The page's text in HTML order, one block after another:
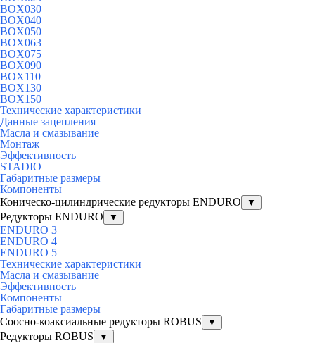
BOX030
BOX040
BOX050
BOX063
BOX075
BOX090
BOX110
BOX130
BOX150
Технические характеристики
Данные зацепления
Масла и смазывание
Монтаж
Эффективность
STADIO
Габаритные размеры
Компоненты
Коническо-цилиндрические редукторы ENDURO
▼
Редукторы ENDURO ▼
ENDURO 3
ENDURO 4
ENDURO 5
Технические характеристики
Масла и смазывание
Эффективность
Компоненты
Габаритные размеры
Соосно-коаксиальные редукторы ROBUS
▼
Редукторы ROBUS ▼